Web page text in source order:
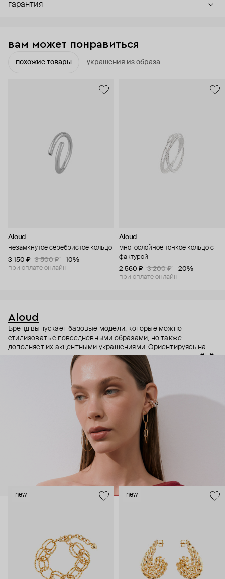
гарантия
вам может понравиться
похожие товары украшения из образа
Aloud
незамкнутое серебристое кольцо
3 150 ₽
3 500 ₽ −10%
при оплате онлайн
Aloud
многослойное тонкое кольцо с
фактурой
2 560 ₽
3 200 ₽ −20%
при оплате онлайн
Aloud
Бренд выпускает базовые модели, которые можно
стилизовать с повседневными образами, но также
дополняет их акцентными украшениями. Ориентируясь на
долгосрочные тренды, вдохновляясь культурой, искусством и
людьми, Aloud показывает коллекции несколько раз в год. А
в названии бренда зашифрован призыв слушать внутренний
голос и транслировать его через украшения.
ещё
new new